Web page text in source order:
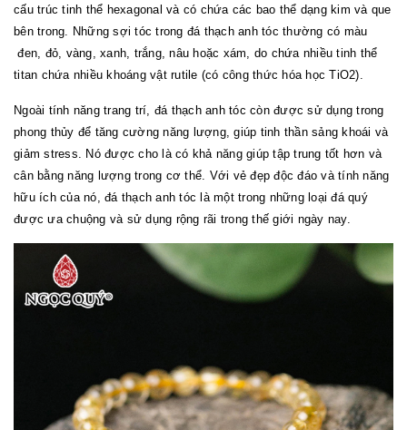
cấu trúc tinh thể hexagonal và có chứa các bao thể dạng kim và que
bên trong. Những sợi tóc trong đá thạch anh tóc thường có màu
đen, đỏ, vàng, xanh, trắng, nâu hoặc xám, do chứa nhiều tinh thể
titan chứa nhiều khoáng vật rutile (có công thức hóa học TiO2).
Ngoài tính năng trang trí, đá thạch anh tóc còn được sử dụng trong
phong thủy để tăng cường năng lượng, giúp tinh thần sảng khoái và
giảm stress. Nó được cho là có khả năng giúp tập trung tốt hơn và
cân bằng năng lượng trong cơ thể. Với vẻ đẹp độc đáo và tính năng
hữu ích của nó, đá thạch anh tóc là một trong những loại đá quý
được ưa chuộng và sử dụng rộng rãi trong thế giới ngày nay.